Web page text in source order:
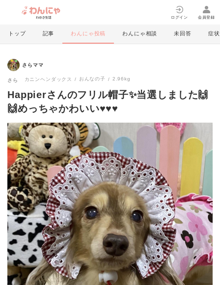
ログイン 会員登録
トップ 記事 わんにゃ投稿 わんにゃ相談 未回答 症状
さらママ
さら カニンヘンダックス おんなの子 2.96kg
Happierさんのフリル帽子✨当選しました🙌
🙌めっちゃかわいい♥️♥️♥️